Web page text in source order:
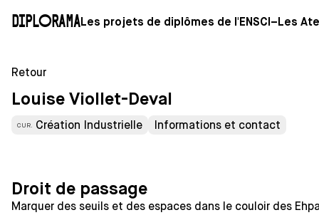
DiploramaLes projets de diplômes de l'ENSCI–Les
Retour
Louise Viollet-Deval
CUR. Création Industrielle Informations et contact
Droit de passage
Marquer des seuils et des espaces dans le couloir des